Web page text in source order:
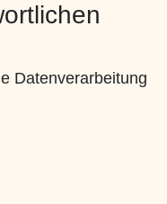
Datenverarbeitung